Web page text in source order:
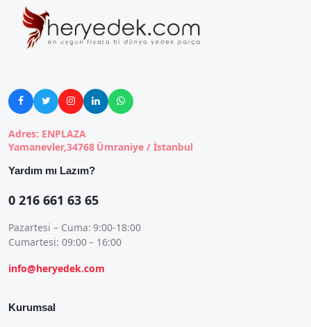
    
Adres: ENPLAZA
Yamanevler,34768 Ümraniye / İstanbul
Yardım mı Lazım?
0 216 661 63 65
Pazartesi – Cuma: 9:00-18:00
Cumartesi: 09:00 – 16:00
info@heryedek.com
Kurumsal